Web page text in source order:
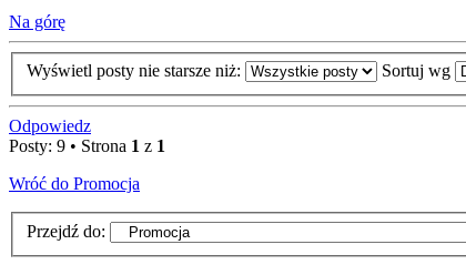
Na górę
Wyświetl posty nie starsze niż: Sortuj wg
Odpowiedz
Posty: 9 • Strona 1 z 1
Wróć do Promocja
Przejdź do: